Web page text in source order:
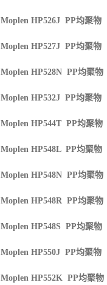
Moplen HP526J PP均聚物
Moplen HP527J PP均聚物
Moplen HP528N PP均聚物
Moplen HP532J PP均聚物
Moplen HP544T PP均聚物
Moplen HP548L PP均聚物
Moplen HP548N PP均聚物
Moplen HP548R PP均聚物
Moplen HP548S PP均聚物
Moplen HP550J PP均聚物
Moplen HP552K PP均聚物